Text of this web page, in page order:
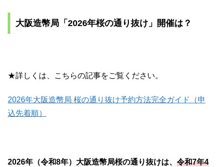
大阪造幣局「2026年桜の通り抜け」開催は？
★詳しくは、こちらの記事をご覧ください。
2026年大阪造幣局 桜の通り抜け予約方法完全ガイド（申
込先着順）
2026年（令和8年）大阪造幣局桜の通り抜けは、 令和7年4